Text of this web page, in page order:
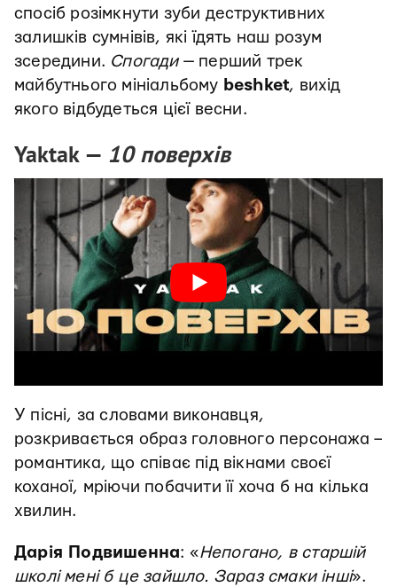
спосіб розімкнути зуби деструктивних
залишків сумнівів, які їдять наш розум
зсередини. Спогади — перший трек
майбутнього мініальбому beshket, вихід
якого відбудеться цієї весни.
Yaktak — 10 поверхів
У пісні, за словами виконавця,
розкривається образ головного персонажа –
романтика, що співає під вікнами своєї
коханої, мріючи побачити її хоча б на кілька
хвилин.
Дарія Подвишенна: «Непогано, в старшій
школі мені б це зайшло. Зараз смаки інші».